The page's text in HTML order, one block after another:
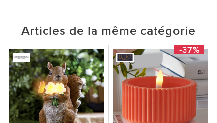
Articles de la même catégorie
-37%